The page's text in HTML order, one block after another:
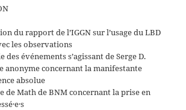
du rapport de l’IGGN sur l’usage du LBD
les observations
des événements s’agissant de Serge D.
anonyme concernant la manifestante
absolue
de Math de BNM concernant la prise en